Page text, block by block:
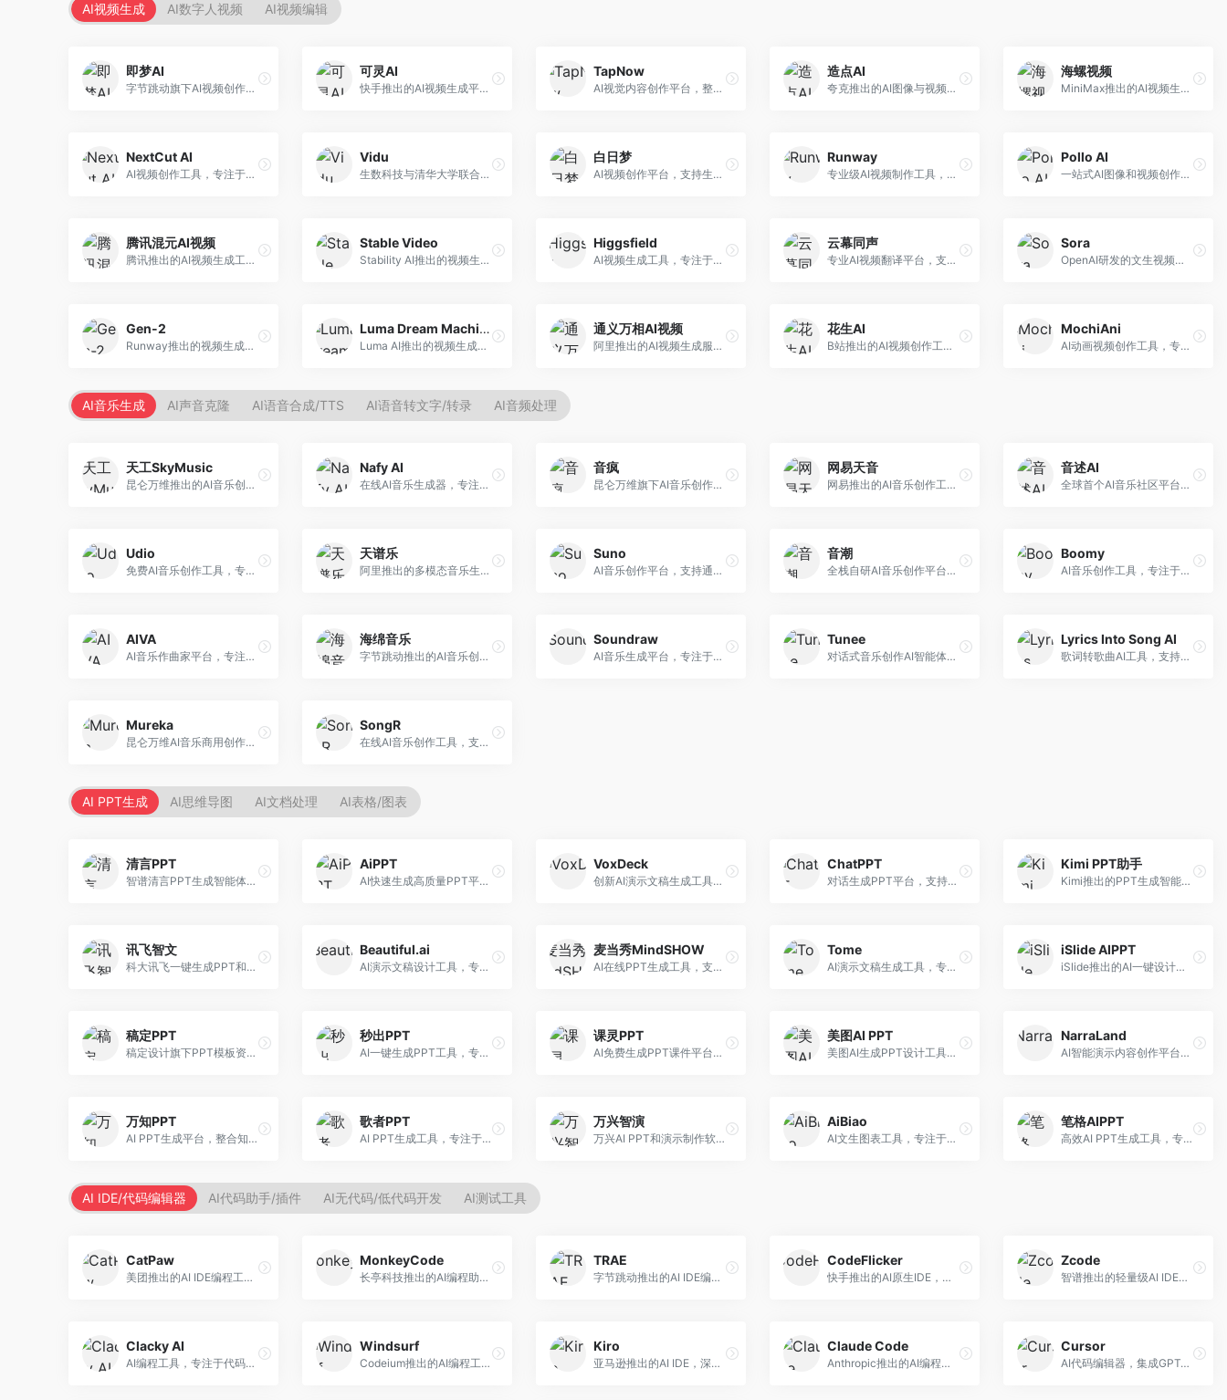
AI视频生成 AI数字人视频 AI视频编辑
即梦AI
字节跳动旗下AI视频创作平台，支持多模态内容生成。面向内容创作者和营销人员，提供文生视频、图生视频、智能剪辑等功能，中文理解能力强，创作效率高。
可灵AI
快手推出的AI视频生成平台，支持文生视频和图生视频，可生成长达2分钟的高质量视频内容。面向短视频创作者和营销人员，操作简便，生成效果逼真，适合商业推广和创意表达。
TapNow
AI视觉内容创作平台，整合图像与视频生成能力。面向内容创作者，提供文生图、文生视频、智能编辑等服务，创作工具丰富，一站式体验便捷。
造点AI
夸克推出的AI图像与视频创作平台。面向普通用户和内容创作者，提供文生图、文生视频等功能，操作简便，与夸克生态深度整合。
海螺视频
MiniMax推出的AI视频生成工具，支持高质量视频创作。面向内容创作者，提供文生视频、视频编辑等功能，生成速度快，视频效果自然流畅。
NextCut AI
AI视频创作工具，专注于智能剪辑和视频生成。面向视频创作者，提供智能剪辑、视频生成、特效添加等功能，剪辑效率高，适合快节奏内容生产。
Vidu
生数科技与清华大学联合研发的AI视频生成大模型。面向视频创作者和内容生产者，支持文生视频、图生视频，视频质量高，物理运动理解准确，国产视频生成领先工具。
白日梦
AI视频创作平台，支持生成长达50分钟的长视频内容。面向长视频创作者和内容生产者，支持故事视频生成、视频编辑等功能，适合叙事性内容创作。
Runway
专业级AI视频制作工具，支持视频生成与编辑。面向影视制作人和创意工作者，提供文生视频、视频编辑、绿幕抠像等专业功能，视频处理能力强，适合专业创作场景。
Pollo AI
一站式AI图像和视频创作平台，整合多种生成工具。面向内容创作者，提供文生图、文生视频、视频编辑等服务，创作工具全面，一站式体验便捷。
腾讯混元AI视频
腾讯推出的AI视频生成工具，基于混元大模型。面向腾讯生态用户和内容创作者，支持文生视频、视频编辑等功能，与腾讯产品生态深度整合。
Stable Video
Stability AI推出的视频生成模型，开源可部署。面向开发者和专业创作者，支持视频生成、视频编辑等功能，开源生态完善，定制化程度高。
Higgsfield
AI视频生成工具，专注于高质量视频内容创作。面向视频创作者和营销人员，支持文生视频、视频编辑等功能，视频效果逼真，适合商业应用。
云幕同声
专业AI视频翻译平台，支持视频多语言配音和字幕生成。面向跨境电商和内容出海从业者，提供视频翻译、配音、字幕生成等服务，多语言支持完善。
Sora
OpenAI研发的文生视频大模型，可根据文字描述生成长达60秒的高清视频。面向影视创作者、广告从业者和内容生产者，视频连贯性强，物理世界理解准确，代表了AI视频生成的最高水平。
Gen-2
Runway推出的视频生成模型，专注于文生视频和视频风格转换。面向影视制作人和创意工作者，支持文本到视频、图像到视频等多种生成模式，视频质量专业级。
Luma Dream Machine
Luma AI推出的视频生成工具，专注于高质量视频创作。面向影视创作者和内容生产者，支持文生视频、图生视频，视频质量高，物理运动流畅自然。
通义万相AI视频
阿里推出的AI视频生成服务，整合图像与视频创作能力。面向电商和营销从业者，支持商品视频生成、营销视频制作等服务，商业应用场景丰富。
花生AI
B站推出的AI视频创作工具，专注于短视频内容生成。面向B站创作者，支持视频生成、视频编辑等功能，与B站平台深度整合，创作效率高。
MochiAni
AI动画视频创作工具，专注于动画内容生成。面向动画创作者和二次元内容生产者，支持动画风格视频生成，动画效果流畅，适合动漫内容创作。
AI音乐生成 AI声音克隆 AI语音合成/TTS AI语音转文字/转录 AI音频处理
天工SkyMusic
昆仑万维推出的AI音乐创作平台，基于天工大模型。面向音乐创作者，支持歌词生成、旋律创作、音乐编曲等服务，中文音乐创作能力强。
Nafy AI
在线AI音乐生成器，专注于快速音乐创作。面向内容创作者，支持多种风格音乐生成，操作简便，生成速度快，适合快速配乐需求。
音疯
昆仑万维旗下AI音乐创作平台，专注于音乐内容生成。面向音乐爱好者和内容创作者，提供多种风格音乐生成，操作简便，创作速度快。
网易天音
网易推出的AI音乐创作工具，支持作词、作曲与编曲。面向音乐爱好者和独立音乐人，提供歌词生成、旋律创作、编曲制作等服务，与网易云音乐生态深度整合。
音述AI
全球首个AI音乐社区平台，整合创作与分享功能。面向音乐创作者和爱好者，提供音乐创作、作品分享、社区交流等服务，社区氛围活跃。
Udio
免费AI音乐创作工具，专注于高质量音乐生成。面向音乐创作者和内容制作者，支持多种音乐风格生成，音质专业，创作自由度高，适合专业音乐制作场景。
天谱乐
阿里推出的多模态音乐生成平台，整合音频与文本理解能力。面向内容创作者，支持歌词生成、旋律创作、音乐编辑等服务，与阿里生态深度整合。
Suno
AI音乐创作平台，支持通过文字描述生成完整歌曲，包含歌词、旋律和人声。面向音乐爱好者、内容创作者和独立音乐人，操作门槛低，创作速度快，支持多种音乐风格，为音乐创作带来全新可能。
音潮
全栈自研AI音乐创作平台，支持从创作到发布的完整流程。面向独立音乐人和音乐工作室，提供作词作曲、编曲混音、音乐发布等服务，创作工具专业。
Boomy
AI音乐创作工具，专注于快速音乐生成与发布。面向音乐爱好者和业余创作者，支持一键生成原创音乐，可直接发布到音乐平台，创作门槛低。
AIVA
AI音乐作曲家平台，专注于古典和影视配乐创作。面向影视制作人和游戏开发者，提供原创音乐生成、配乐定制等服务，音乐风格专业，适合影视游戏配乐。
海绵音乐
字节跳动推出的AI音乐创作平台，支持多风格音乐生成。面向内容创作者和音乐爱好者，提供歌词创作、旋律生成、编曲制作等服务，创作效率高，适合短视频配乐。
Soundraw
AI音乐生成平台，专注于免版税音乐创作。面向视频创作者和内容制作者，提供背景音乐生成、音乐定制等服务，音乐版权清晰，适合视频配乐场景。
Tunee
对话式音乐创作AI智能体，支持自然语言交互创作。面向音乐爱好者，通过对话方式完成音乐创作，交互体验友好，创作过程直观。
Lyrics Into Song AI
歌词转歌曲AI工具，支持将歌词转化为完整歌曲。面向歌词创作者和音乐爱好者，提供歌词谱曲、编曲制作等服务，歌词音乐化效率高。
Mureka
昆仑万维AI音乐商用创作平台，专注于商业音乐授权。面向企业和商业用户，提供版权音乐生成、商用授权等服务，音乐版权清晰，商业应用安全。
SongR
在线AI音乐创作工具，支持歌词与旋律一体化生成。面向内容创作者和音乐爱好者，提供歌词创作、旋律生成、音乐制作等服务，操作简便，创作速度快。
AI PPT生成 AI思维导图 AI文档处理 AI表格/图表
清言PPT
智谱清言PPT生成智能体，基于GLM大模型。面向智谱用户，支持对话生成PPT、内容优化等服务，与智谱生态深度整合。
AiPPT
AI快速生成高质量PPT平台，支持主题定制。面向职场人士和学生，提供一键生成、模板选择、内容优化等服务，PPT制作速度快，设计质量高。
VoxDeck
创新AI演示文稿生成工具，支持语音交互创作。面向职场人士，支持语音输入、PPT生成、内容优化等功能，语音创作体验便捷。
ChatPPT
对话生成PPT平台，支持自然语言交互创作。面向职场人士和教育工作者，通过对话方式完成PPT制作，交互体验友好，创作过程直观。
Kimi PPT助手
Kimi推出的PPT生成智能体，整合长文本处理能力。面向职场人士和学生，支持文档解析、PPT生成、内容优化等服务，与Kimi生态深度整合。
讯飞智文
科大讯飞一键生成PPT和Word工具，整合语音技术。面向职场人士，支持语音输入、文档生成、格式调整等功能，办公效率显著提升。
Beautiful.ai
AI演示文稿设计工具，专注于自动化设计排版。面向职场人士，提供智能排版、模板选择、设计优化等服务，设计美观度高。
麦当秀MindSHOW
AI在线PPT生成工具，支持思维导图转PPT。面向职场人士，提供思维导图导入、PPT生成、模板选择等服务，思维导图转PPT效率高。
Tome
AI演示文稿生成工具，专注于故事化演示创作。面向创业者和营销人员，提供故事叙述、视觉设计、内容生成等服务，演示文稿叙事性强。
iSlide AIPPT
iSlide推出的AI一键设计精美PPT工具。面向PPT设计用户，提供模板库、内容生成、设计优化等服务，与iSlide插件深度整合。
稿定PPT
稿定设计旗下PPT模板资源库，整合AI生成功能。面向设计师和职场人士，提供海量PPT模板、AI内容生成等服务，模板质量高。
秒出PPT
AI一键生成PPT工具，专注于快速演示文稿制作。面向职场人士，支持主题输入、内容生成、模板套用等功能，PPT生成速度快，适合紧急制作场景。
课灵PPT
AI免费生成PPT课件平台，专注于教育场景。面向教师和教育工作者，提供课件生成、教学设计、模板选择等服务，教育适配性强。
美图AI PPT
美图AI生成PPT设计工具，整合图像处理能力。面向设计师和职场人士，提供PPT生成、图片美化、设计优化等服务，视觉设计美观。
NarraLand
AI智能演示内容创作平台，专注于叙事演示。面向内容创作者，提供故事创作、演示生成、动画设计等服务，演示内容生动有趣。
万知PPT
AI PPT生成平台，整合知识库与创作功能。面向职场人士，支持内容检索、PPT生成、设计优化等服务，知识整合能力强。
歌者PPT
AI PPT生成工具，专注于演示文稿智能创作。面向职场人士，支持主题输入、内容生成、设计美化等功能，PPT制作效率高。
万兴智演
万兴AI PPT和演示制作软件，整合视频演示功能。面向职场人士和教育工作者，提供PPT生成、演示录制、视频制作等服务，演示功能完善。
AiBiao
AI文生图表工具，专注于数据可视化展示。面向数据分析师和职场人士，提供图表生成、数据可视化、PPT嵌入等服务，数据展示专业。
笔格AIPPT
高效AI PPT生成工具，专注于演示文稿智能创作。面向职场人士，支持主题输入、内容生成、设计美化等功能，PPT制作效率高。
AI IDE/代码编辑器 AI代码助手/插件 AI无代码/低代码开发 AI测试工具
CatPaw
美团推出的AI IDE编程工具，专注于本地开发生态。面向开发者，提供智能代码补全、代码生成、项目管理等服务，本地开发体验好。
MonkeyCode
长亭科技推出的AI编程助手，专注于安全开发。面向开发者，提供代码生成、安全检测、漏洞修复等服务，安全开发能力强。
TRAE
字节跳动推出的AI IDE编程工具，深度集成大模型能力。面向开发者，提供智能代码补全、代码解释、重构优化等服务，编程效率显著提升。
CodeFlicker
快手推出的AI原生IDE，专注于短视频相关开发。面向快手生态开发者，提供代码生成、调试辅助等服务，与快手开发生态深度整合。
Zcode
智谱推出的轻量级AI IDE，基于GLM模型。面向开发者，提供智能代码补全、代码生成、错误检测等服务，中文编程支持好。
Clacky AI
AI编程工具，专注于代码智能生成与优化。面向开发者，提供代码生成、代码重构、错误修复等服务，编程效率高。
Windsurf
Codeium推出的AI编程工具，专注于代码智能辅助。面向开发者，提供代码补全、代码生成、代码解释等服务，多语言支持完善。
Kiro
亚马逊推出的AI IDE，深度整合AWS云服务。面向AWS开发者，提供代码生成、云服务集成、部署自动化等服务，与AWS生态无缝衔接。
Claude Code
Anthropic推出的AI编程工具，基于Claude模型。面向开发者，提供代码生成、代码审查、调试辅助等服务，代码质量高，推理能力强。
Cursor
AI代码编辑器，集成GPT-4模型，专注于智能编程辅助。面向开发者，提供代码生成、代码解释、错误修复等服务，编程体验流畅，开发效率高。